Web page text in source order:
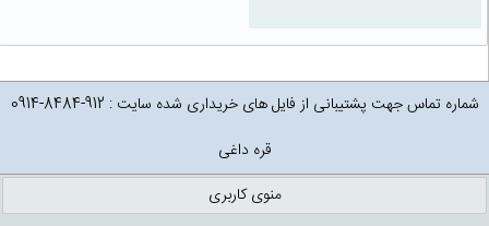
شماره تماس جهت پشتیبانی از فایل های خریداری شده سایت : 912-8484-0914
قره داغی
منوی کاربری